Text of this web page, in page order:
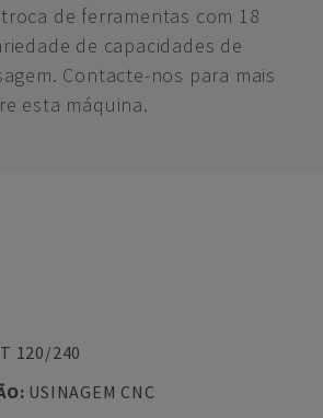
de ferramentas com 18
de capacidades de
Contacte-nos para mais
esta máquina.
120/240
: USINAGEM CNC